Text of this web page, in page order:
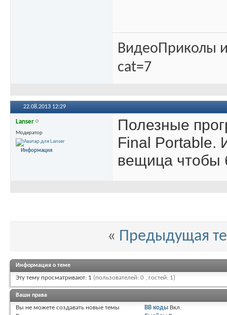
ВидеоПриколы
cat=7
22.08.2013 12:29
Lanser
Модератор
Информация
Полезные
Final Portable.
вещица чтобы
« Предыдущая
Информация о теме
Эту тему просматривают: 1 (пользователей: 0 , гостей: 1)
Ваши права
Вы не можете создавать новые темы
BB коды Вкл.